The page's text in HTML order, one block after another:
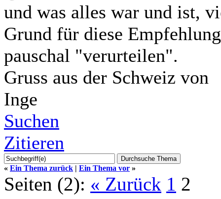
und was alles war und ist,
Grund für diese
pauschal "verurteilen".
Gruss aus der Schweiz von
Inge
Suchen
Zitieren
« Ein Thema zurück | Ein Thema vor »
Seiten (2): « Zurück 1 2